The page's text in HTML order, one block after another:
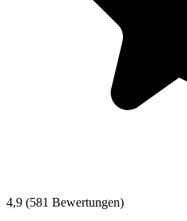
4,9 (581 Bewertungen)